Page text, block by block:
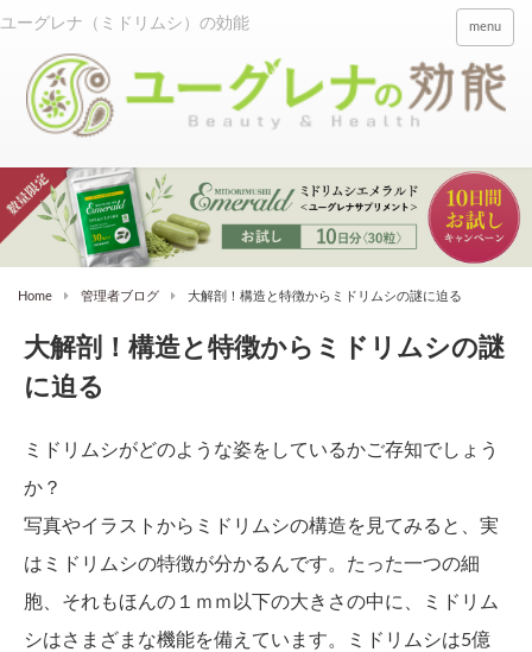
menu
Home 管理者ブログ 大解剖！構造と特徴からミドリムシの謎に迫る
大解剖！構造と特徴からミドリムシの謎
に迫る
ミドリムシがどのような姿をしているかご存知でしょう
か？
写真やイラストからミドリムシの構造を見てみると、実
はミドリムシの特徴が分かるんです。たった一つの細
胞、それもほんの１ｍｍ以下の大きさの中に、ミドリム
シはさまざまな機能を備えています。ミドリムシは5億